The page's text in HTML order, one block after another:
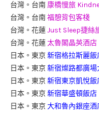
台灣。台南 康橋慢旅
台灣。台南福憩背包客棧
台灣。花蓮Just Sleep捷絲
台灣。花蓮太魯閣晶英酒店
日本。東京新宿格拉斯麗飯
日本。東京新宿燦路都廣場
日本。東京新宿東京凱悅飯
日本。東京新宿華盛頓飯店
日本。東京大和魯內銀座酒